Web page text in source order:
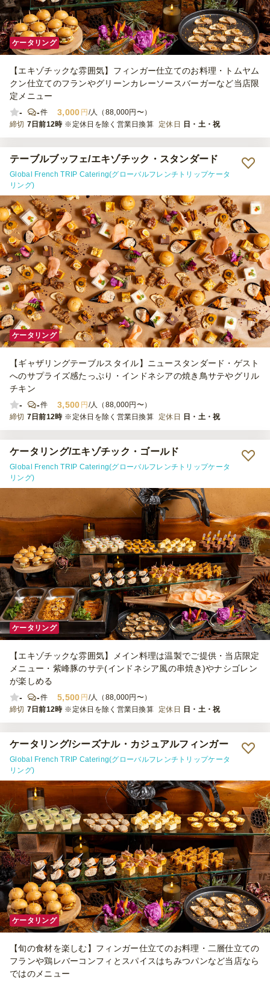
ケータリング
【エキゾチックな雰囲気】フィンガー仕立てのお料理・トムヤム
クン仕立てのフランやグリーンカレーソースバーガーなど当店限
定メニュー
-
-件 3,000 円 /人（88,000円〜）
締切 7日前12時 ※定休日を除く営業日換算 定休日 日・土・祝
テーブルブッフェ/エキゾチック・スタンダード
Global French TRIP Catering(グローバルフレンチトリップケータ
リング)
ケータリング
【ギャザリングテーブルスタイル】ニュースタンダード・ゲスト
へのサプライズ感たっぷり・インドネシアの焼き鳥サテやグリル
チキン
-
-件 3,500 円 /人（88,000円〜）
締切 7日前12時 ※定休日を除く営業日換算 定休日 日・土・祝
ケータリング/エキゾチック・ゴールド
Global French TRIP Catering(グローバルフレンチトリップケータ
リング)
ケータリング
【エキゾチックな雰囲気】メイン料理は温製でご提供・当店限定
メニュー・紫峰豚のサテ(インドネシア風の串焼き)やナシゴレン
が楽しめる
-
-件 5,500 円 /人（88,000円〜）
締切 7日前12時 ※定休日を除く営業日換算 定休日 日・土・祝
ケータリング/シーズナル・カジュアルフィンガー
Global French TRIP Catering(グローバルフレンチトリップケータ
リング)
ケータリング
【旬の食材を楽しむ】フィンガー仕立てのお料理・二層仕立ての
フランや鶏レバーコンフィとスパイスはちみつパンなど当店なら
ではのメニュー